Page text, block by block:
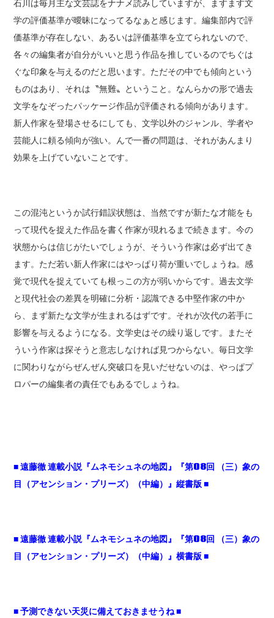
石川は毎月主な文芸誌をナナメ読みしていますが、ますます文
学の評価基準が曖昧になってるなぁと感じます。編集部内で評
価基準が存在しない、あるいは評価基準を立てられないので、
各々の編集者が自分がいいと思う作品を推しているのでちぐは
ぐな印象を与えるのだと思います。ただその中でも傾向という
ものはあり、それは〝無難〟ということ。なんらかの形で過去
文学をなぞったパッケージ作品が評価される傾向があります。
新人作家を登場させるにしても、文学以外のジャンル、学者や
芸能人に頼る傾向が強い。んで一番の問題は、それがあんまり
効果を上げていないことです。
この混沌というか試行錯誤状態は、当然ですが新たな才能をも
って現代を捉えた作品を書く作家が現れるまで続きます。今の
状態からは信じがたいでしょうが、そういう作家は必ず出てき
ます。ただ若い新人作家にはやっぱり荷が重いでしょうね。感
覚で現代を捉えていても根っこの方が弱いからです。過去文学
と現代社会の差異を明確に分析・認識できる中堅作家の中か
ら、まず新たな文学が生まれるはずです。それが次代の若手に
影響を与えるようになる。文学史はその繰り返しです。またそ
ういう作家は探そうと意志しなければ見つからない。毎日文学
に関わりながらぜんぜん突破口を見いだせないのは、やっぱプ
ロパーの編集者の責任でもあるでしょうね。
■遠藤徹連載小説『ムネモシュネの地図』『第08回
（三）象の
目（アセンション・プリーズ）（中編）』縦書版 ■
■遠藤徹連載小説『ムネモシュネの地図』『第08回
（三）象の
目（アセンション・プリーズ）（中編）』横書版 ■
■ 予測できない天災に備えておきませうね ■